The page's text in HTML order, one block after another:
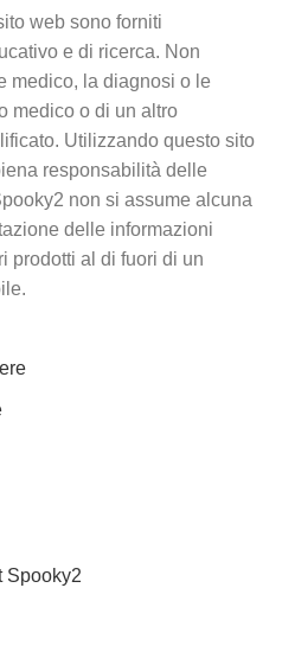
web sono forniti
e di ricerca. Non
medico, la diagnosi o le
medico o di un altro
Utilizzando questo sito
responsabilità delle
non si assume alcuna
delle informazioni
prodotti al di fuori di un
Spooky2